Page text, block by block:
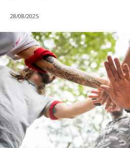
28/08/2025